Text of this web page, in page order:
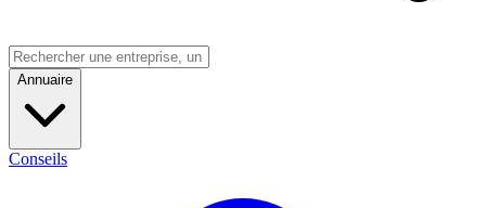
Annuaire
Conseils